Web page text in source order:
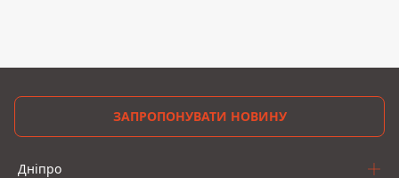
ЗАПРОПОНУВАТИ НОВИНУ
Дніпро